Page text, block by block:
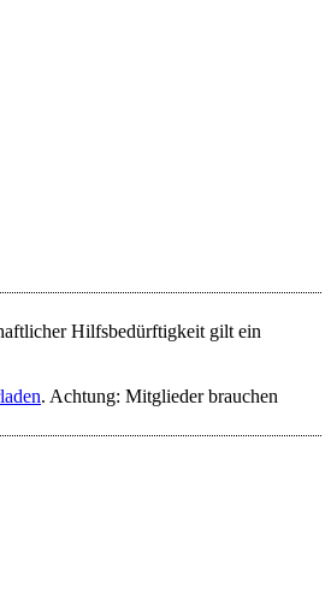
Hilfsbedürftigkeit gilt ein
. Achtung: Mitglieder brauchen